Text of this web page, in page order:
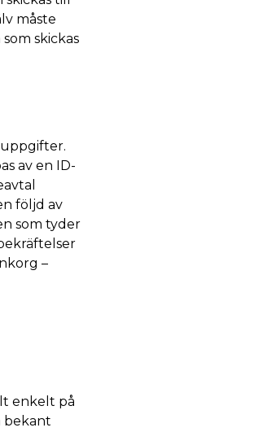
måste
skickas
av en ID-
följd av
som tyder
–
enkelt på
bekant